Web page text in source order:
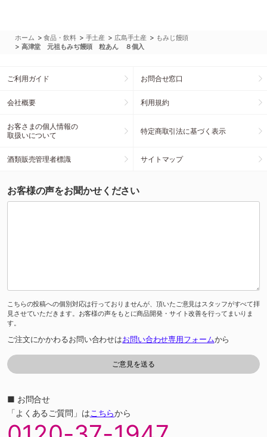
ホーム >食品・飲料 > 手土産 > 広島手土産 > もみじ饅頭
> 高津堂 元祖もみぢ饅頭 粒あん ８個入
ご利用ガイド お問合せ窓口
会社概要 利用規約
お客さまの個人情報の
取扱いについて
特定商取引法に基づく表示
酒類販売管理者標識 サイトマップ
お客様の声をお聞かせください
こちらの投稿への個別対応は行っておりませんが、頂いたご意見はスタッフがすべて拝
見させていただきます。お客様の声をもとに商品開発・サイト改善を行ってまいりま
す。
ご注文にかかわるお問い合わせはお問い合わせ専用フォームから
■ お問合せ
「よくあるご質問」はこちらから